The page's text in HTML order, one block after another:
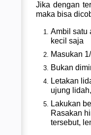
Jika dengan
maka bisa
Ambil satu
kecil saja
Masukan
Bukan
Letakan
ujung
Lakukan
Rasakan
tersebut,